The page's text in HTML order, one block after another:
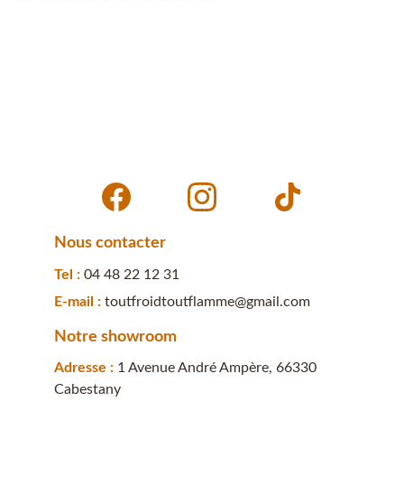
E-mail : toutfroidtoutflamme@gmail.com
Tel : 04 48 22 12 31
Adresse : 1 Avenue André Ampère, 66330
Cabestany
Notre showroom
Nous contacter